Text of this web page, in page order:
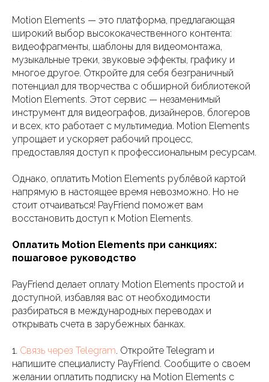
Motion Elements — это платформа, предлагающая
широкий выбор высококачественного контента:
видеофрагменты, шаблоны для видеомонтажа,
музыкальные треки, звуковые эффекты, графику и
многое другое. Откройте для себя безграничный
потенциал для творчества с обширной библиотекой
Motion Elements. Этот сервис — незаменимый
инструмент для видеографов, дизайнеров, блогеров
и всех, кто работает с мультимедиа. Motion Elements
упрощает и ускоряет рабочий процесс,
предоставляя доступ к профессиональным ресурсам.
Однако, оплатить Motion Elements рублёвой картой
напрямую в настоящее время невозможно. Но не
стоит отчаиваться! PayFriend поможет вам
восстановить доступ к Motion Elements.
Оплатить Motion Elements при санкциях:
пошаговое руководство
PayFriend делает оплату Motion Elements простой и
доступной, избавляя вас от необходимости
разбираться в международных переводах и
открывать счета в зарубежных банках.
1. Связь через Telegram. Откройте Telegram и
напишите специалисту PayFriend. Сообщите о своем
желании оплатить подписку на Motion Elements с